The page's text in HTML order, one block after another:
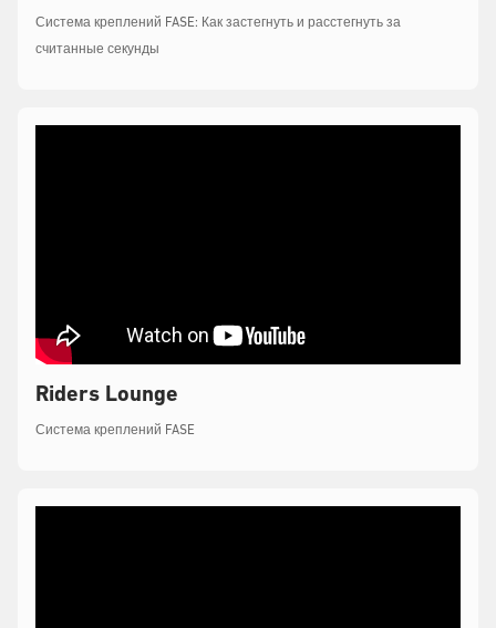
Система креплений FASE: Как застегнуть и расстегнуть за
считанные секунды
Riders Lounge
Система креплений FASE